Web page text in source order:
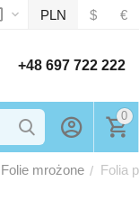
PLN $ €
+48 697 722 222
0
Folie mrożone / Folia